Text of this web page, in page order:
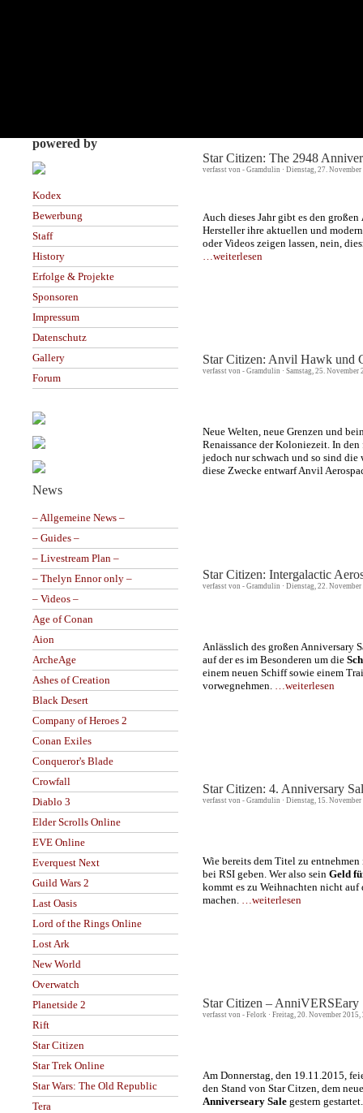
powered by
Kodex
Bewerbung
Staff
History
Erfolge & Projekte
Sponsoren
Impressum
Datenschutz
Gallery
Forum
News
– Allgemeine News –
– Guides –
– Livestream Plan –
– Thelyn Ennor only –
– Videos –
Age of Conan
Aion
ArcheAge
Ashes of Creation
Black Desert
Company of Heroes 2
Conan Exiles
Conqueror's Blade
Crowfall
Diablo 3
Elder Scrolls Online
EVE Online
Everquest Next
Guild Wars 2
Last Oasis
Lord of the Rings Online
Lost Ark
New World
Overwatch
Planetside 2
Rift
Star Citizen
Star Trek Online
Star Wars: The Old Republic
Tera
Star Citizen: The 2948
verfasst von - Gramdulin · Dienstag, 27.
Auch dieses Jahr gibt es den großen
Hersteller ihre aktuellen und
oder Videos zeigen lassen, nein,
…weiterlesen
Star Citizen: Anvil Hawk und
verfasst von - Gramdulin · Samstag, 25.
Neue Welten, neue Grenzen und
Renaissance der Koloniezeit. In
jedoch nur schwach und so sind
diese Zwecke entwarf Anvil
Star Citizen: Intergalactic
verfasst von - Gramdulin · Dienstag, 22.
Anlässlich des großen Anniversary
auf der es im Besonderen um die
einem neuen Schiff sowie einem
vorwegnehmen.
…weiterlesen
Star Citizen: 4. Anniversary
verfasst von - Gramdulin · Dienstag, 15.
Wie bereits dem Titel zu
bei RSI geben. Wer also sein Geld
kommt es zu Weihnachten nicht auf
machen.
…weiterlesen
Star Citizen –
verfasst von - Felork · Freitag, 20. November
Am Donnerstag, den 19.11.2015,
den Stand von Star Citzen, dem
Anniverseary Sale gestern